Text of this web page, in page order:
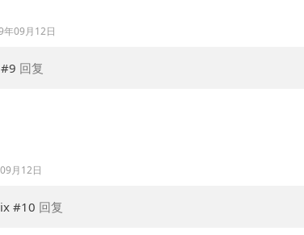
年09月12日
#9 回复
月12日
#10 回复